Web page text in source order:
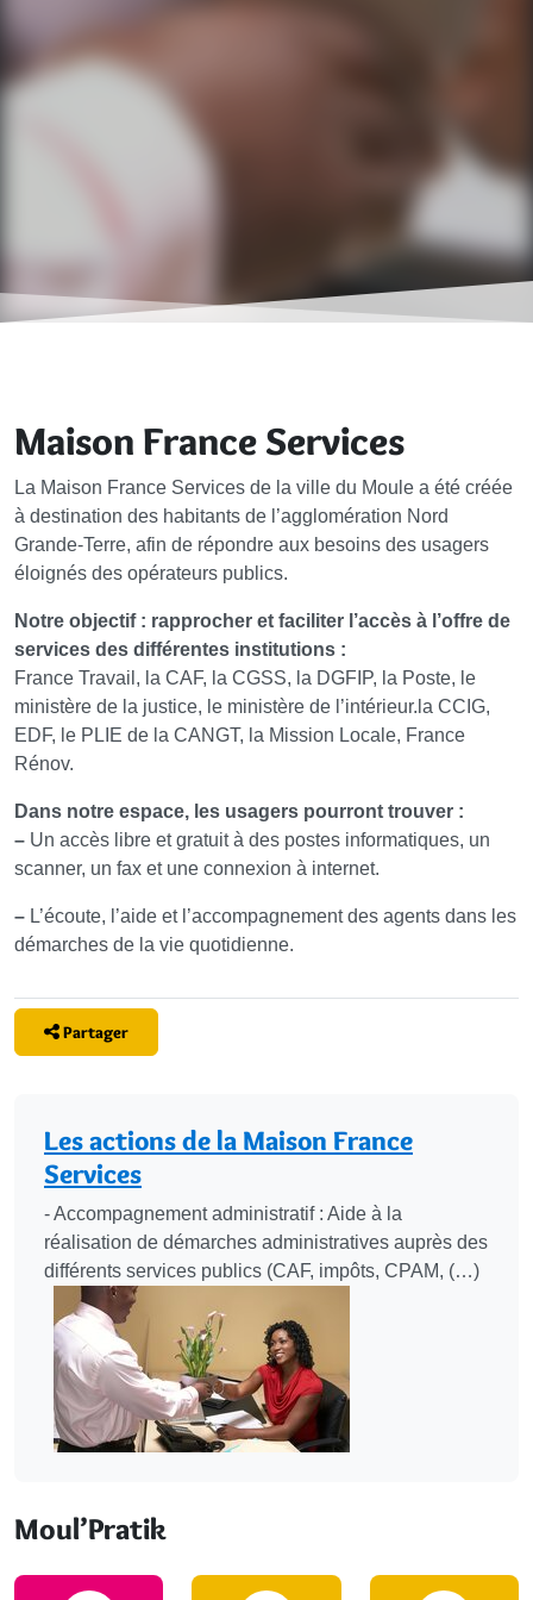
Maison France Services
La Maison France Services de la ville du Moule a été créée
à destination des habitants de l’agglomération Nord
Grande-Terre, afin de répondre aux besoins des usagers
éloignés des opérateurs publics.
Notre objectif : rapprocher et faciliter l’accès à l’offre de
services des différentes institutions :
France Travail, la CAF, la CGSS, la DGFIP, la Poste, le
ministère de la justice, le ministère de l’intérieur.la CCIG, ​
EDF, le PLIE de la CANGT, la Mission Locale, France
Rénov.
Dans notre espace, les usagers pourront trouver :
– Un accès libre et gratuit à des postes informatiques, un
scanner, un fax et une connexion à internet.
– L’écoute, l’aide et l’accompagnement des agents dans les
démarches de la vie quotidienne.
Partager
Les actions de la Maison France
Services
- Accompagnement administratif : Aide à la
réalisation de démarches administratives auprès des
différents services publics (CAF, impôts, CPAM, (…)
Moul’Pratik